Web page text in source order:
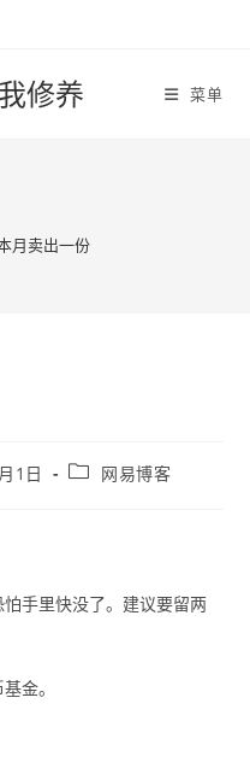
修养 菜单
月卖出一份
1日
Post网易博客
手里快没了。建议要留两
金。